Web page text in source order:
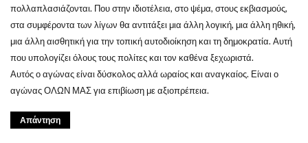
πολλαπλασιάζονται. Που στην ιδιοτέλεια, στο ψέμα, στους εκβιασμούς,
στα συμφέροντα των λίγων θα αντιτάξει μια άλλη λογική, μια άλλη ηθική,
μια άλλη αισθητική για την τοπική αυτοδιοίκηση και τη δημοκρατία. Αυτή
που υπολογίζει όλους τους πολίτες και τον καθένα ξεχωριστά.
Αυτός ο αγώνας είναι δύσκολος αλλά ωραίος και αναγκαίος. Είναι ο
αγώνας ΟΛΩΝ ΜΑΣ για επιβίωση με αξιοπρέπεια.
Απάντηση